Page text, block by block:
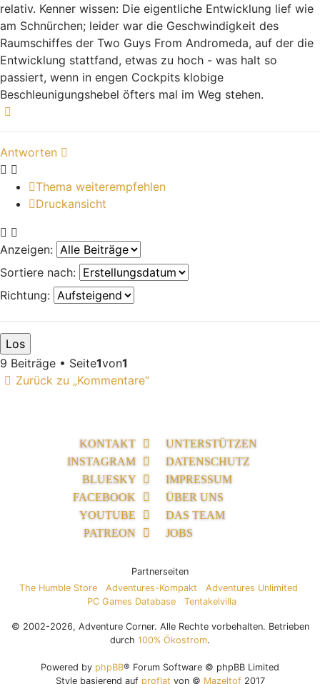
relativ. Kenner wissen: Die eigentliche Entwicklung lief wie
am Schnürchen; leider war die Geschwindigkeit des
Raumschiffes der Two Guys From Andromeda, auf der die
Entwicklung stattfand, etwas zu hoch - was halt so
passiert, wenn in engen Cockpits klobige
Beschleunigungshebel öfters mal im Weg stehen.
Antworten
Thema weiterempfehlen
Druckansicht
Anzeigen:
Sortiere nach:
Richtung:
9 Beiträge • Seite1von1
Zurück zu „Kommentare“
KONTAKT
INSTAGRAM
BLUESKY
FACEBOOK
YOUTUBE
PATREON
UNTERSTÜTZEN
DATENSCHUTZ
IMPRESSUM
ÜBER UNS
DAS TEAM
JOBS
Partnerseiten
The Humble Store
Adventures-Kompakt
Adventures Unlimited
PC Games Database
Tentakelvilla
© 2002-2026, Adventure Corner. Alle Rechte vorbehalten. Betrieben
durch 100% Ökostrom.
Powered by phpBB® Forum Software © phpBB Limited
Style basierend auf proflat von © Mazeltof2017